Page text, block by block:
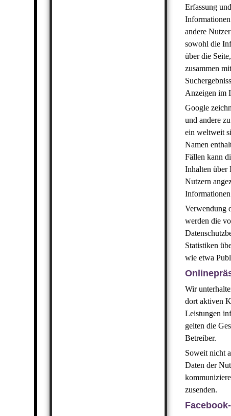
Erfassung
andere
sowohl die
über die
zusammen
Anzeigen im
Google
und andere
ein weltweit
Namen
Fällen kann
Inhalten über
Nutzern
Verwendung
werden die
Statistiken
wie etwa
Wir
dort aktiven
Leistungen
gelten die
Betreiber.
Soweit nicht
Daten der
zusenden.